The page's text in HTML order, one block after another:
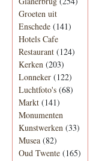
Groeten uit
Enschede (141)
Hotels Cafe
Restaurant (124)
Kerken (203)
Lonneker (122)
Luchtfoto's (68)
Markt (141)
Monumenten
Kunstwerken (33)
Musea (82)
Oud Twente (165)